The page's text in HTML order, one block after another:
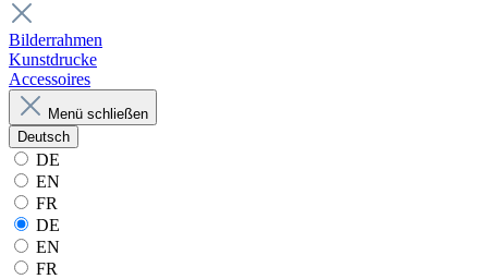
Bilderrahmen
Kunstdrucke
Accessoires
Menü schließen
Deutsch
DE
EN
FR
DE
EN
FR